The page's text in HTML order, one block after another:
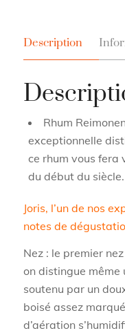
Description
Rhum
exceptionnelle
ce rhum vous fera
du début du siècle.
Joris, l’un de nos
notes de
Nez : le premier
on distingue même
soutenu par un
boisé assez
d’aération